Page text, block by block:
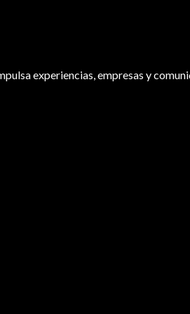
experiencias, empresas y